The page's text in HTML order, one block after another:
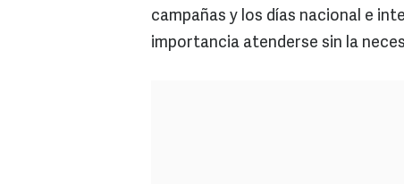
campañas y los días nacional e
importancia atenderse sin la